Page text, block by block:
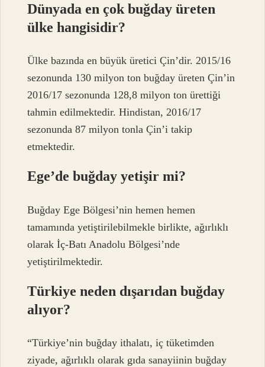
Dünyada en çok buğday üreten
ülke hangisidir?
Ülke bazında en büyük üretici Çin’dir. 2015/16
sezonunda 130 milyon ton buğday üreten Çin’in
2016/17 sezonunda 128,8 milyon ton ürettiği
tahmin edilmektedir. Hindistan, 2016/17
sezonunda 87 milyon tonla Çin’i takip
etmektedir.
Ege’de buğday yetişir mi?
Buğday Ege Bölgesi’nin hemen hemen
tamamında yetiştirilebilmekle birlikte, ağırlıklı
olarak İç-Batı Anadolu Bölgesi’nde
yetiştirilmektedir.
Türkiye neden dışarıdan buğday
alıyor?
“Türkiye’nin buğday ithalatı, iç tüketimden
ziyade, ağırlıklı olarak gıda sanayiinin buğday